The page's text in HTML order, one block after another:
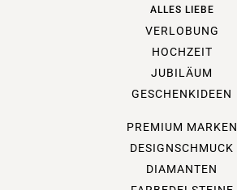
ALLES LIEBE
VERLOBUNG
HOCHZEIT
JUBILÄUM
GESCHENKIDEEN
PREMIUM MARKEN
DESIGNSCHMUCK
DIAMANTEN